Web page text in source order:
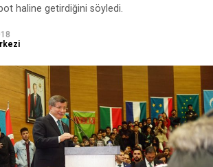
haline getirdiğini söyledi.